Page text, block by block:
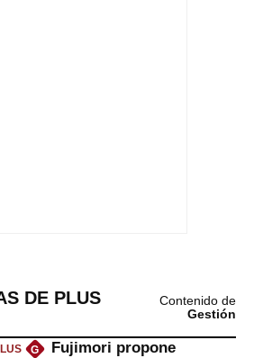
DE PLUS
Contenido de
Gestión
G
Fujimori propone